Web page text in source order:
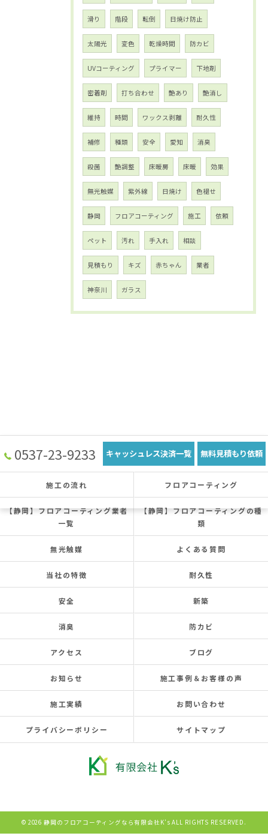
滑り 階段 転倒 日焼け防止
太陽光 変色 乾燥時間 防カビ
UVコーティング プライマー 下地剤
密着剤 打ち合わせ 艶あり 艶消し
維持 時間 ワックス剥離 耐久性
補修 種類 安全 愛知 消臭
殺菌 艶調整 床暖房 床暖 効果
無光触媒 紫外線 日焼け 色褪せ
静岡 フロアコーティング 施工 依頼
ペット 汚れ 手入れ 相談
見積もり キズ 赤ちゃん 業者
神奈川 ガラス
0537-23-9233 キャッシュレス決済一覧 無料見積もり依頼
施工の流れ フロアコーティング
【静岡】フロアコーティング業者
一覧
【静岡】フロアコーティングの種
類
無光触媒 よくある質問
当社の特徴 耐久性
安全 新築
消臭 防カビ
アクセス ブログ
お知らせ 施工事例＆お客様の声
施工実績 お問い合わせ
プライバシーポリシー サイトマップ
© 2026 静岡のフロアコーティングなら有限会社K’s ALL RIGHTS RESERVED.